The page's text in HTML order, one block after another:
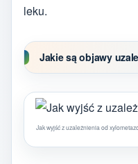
leku.
Jakie są objawy
Jak wyjść z uzależnienia od